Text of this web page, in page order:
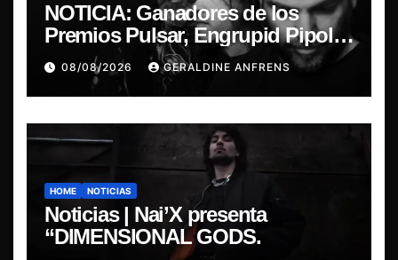
NOTICIA: Ganadores de los
Premios Pulsar, Engrupid Pipol
presentan show exclusivo.
08/08/2026 GERALDINE ANFRENS
HOME NOTICIAS
Noticias | Nai’X presenta
“DIMENSIONAL GODS.